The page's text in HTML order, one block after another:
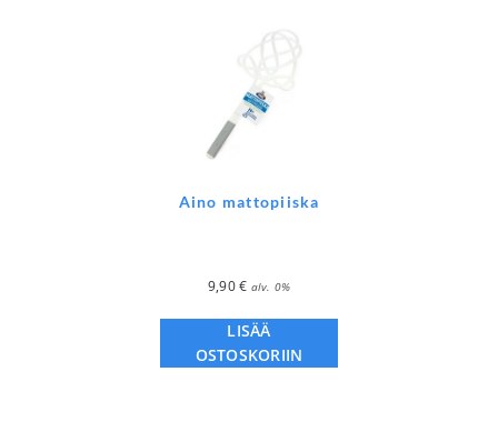
Aino mattopiiska
9,90€ alv. 0%
LISÄÄ
OSTOSKORIIN